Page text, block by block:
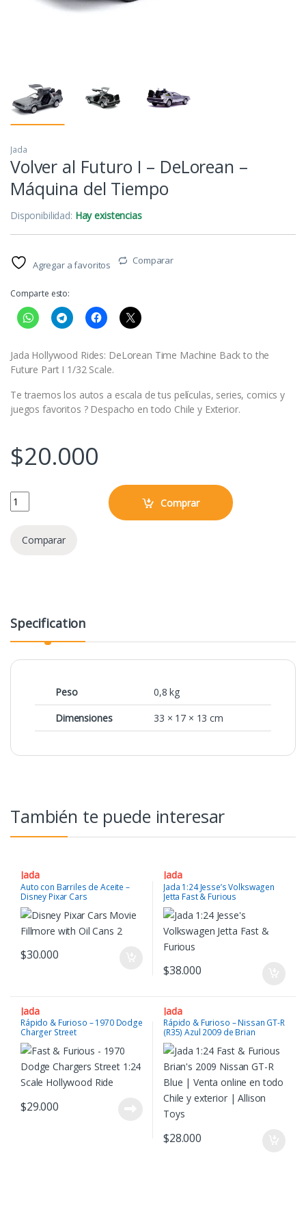
Jada
Volver al Futuro I – DeLorean –
Máquina del Tiempo
Disponibilidad: Hay existencias
Agregar a favoritos Comparar
Comparte esto:
Jada Hollywood Rides: DeLorean Time Machine Back to the
Future Part I 1/32 Scale.
Te traemos los autos a escala de tus películas, series, comics y
juegos favoritos ? Despacho en todo Chile y Exterior.
$20.000
Volver al Futuro I - DeLorean - Máquina del Tiempo quantity
Comprar
Comparar
Specification
Peso
0,8 kg
Dimensiones
33 × 17 × 13 cm
También te puede interesar
Jada
Auto con Barriles de Aceite –
Disney Pixar Cars
$30.000
Jada
Jada 1:24 Jesse’s Volkswagen
Jetta Fast & Furious
$38.000
Jada
Rápido & Furioso – 1970 Dodge
Charger Street
$29.000
Jada
Rápido & Furioso – Nissan GT-R
(R35) Azul 2009 de Brian
$28.000